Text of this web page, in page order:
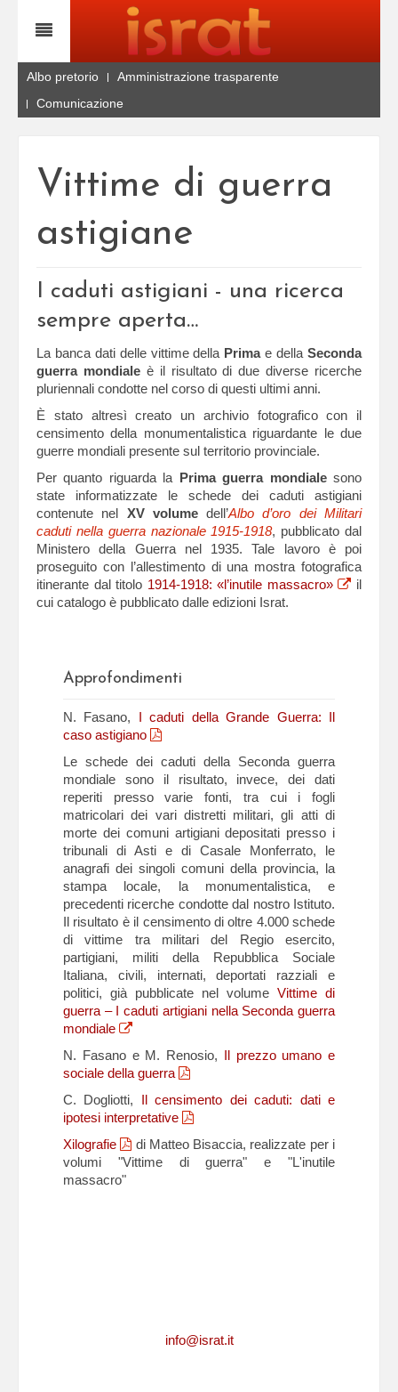
Albo pretorio
Amministrazione trasparente
Comunicazione
Vittime di guerra
astigiane
I caduti astigiani - una ricerca
sempre aperta…
La banca dati delle vittime della Primae dellaSeconda
guerra mondialeè il risultato di due diverse ricerche
pluriennali condotte nel corso di questi ultimi anni.
È stato altresì creato un archivio fotografico con il
censimento della monumentalistica riguardante le due
guerre mondiali presente sul territorio provinciale.
Per quanto riguarda la Prima guerra mondialesono
state informatizzate le schede dei caduti astigiani
contenute nel XV volumedell’Albo d’oro dei Militari
caduti nella guerra nazionale 1915-1918, pubblicato dal
Ministero della Guerra nel 1935. Tale lavoro è poi
proseguito con l’allestimento di una mostra fotografica
itinerante dal titolo 1914-1918: «l’inutile massacro»
il
cui catalogo è pubblicato dalle edizioni Israt.
Approfondimenti
N. Fasano,
I caduti della Grande Guerra: Il
caso astigiano
Le schede dei caduti della Seconda guerra
mondiale sono il risultato, invece, dei dati
reperiti presso varie fonti, tra cui i fogli
matricolari dei vari distretti militari, gli atti di
morte dei comuni artigiani depositati presso i
tribunali di Asti e di Casale Monferrato, le
anagrafi dei singoli comuni della provincia, la
stampa locale, la monumentalistica, e
precedenti ricerche condotte dal nostro Istituto.
Il risultato è il censimento di oltre 4.000 schede
di vittime tra militari del Regio esercito,
partigiani, militi della Repubblica Sociale
Italiana, civili, internati, deportati razziali e
politici, già pubblicate nel volume Vittime di
guerra – I caduti artigiani nella Seconda guerra
mondiale
N. Fasano e M. Renosio, Il prezzo umano e
sociale della guerra
C. Dogliotti, Il censimento dei caduti: dati e
ipotesi interpretative
Xilografie
di Matteo Bisaccia, realizzate per i
volumi "Vittime di guerra" e "L'inutile
massacro"
info@israt.it